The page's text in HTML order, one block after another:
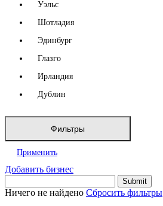
Уэльс
Шотладия
Эдинбург
Глазго
Ирландия
Дублин
Фильтры
Применить
Добавить бизнес
Ничего не найдено Сбросить фильтры